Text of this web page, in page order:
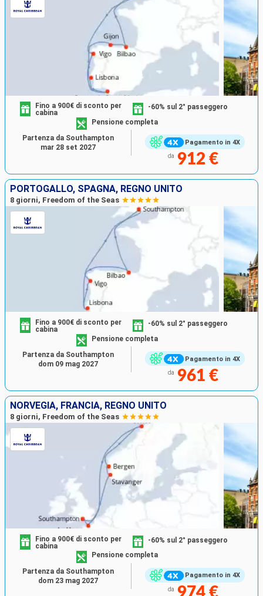
Pagamento in 4X
Fino a 900€ di sconto per
cabina
-60% sul 2° passeggero
Pensione completa
da 912 €
Partenza da Southampton
mar 28 set 2027
PORTOGALLO, SPAGNA, REGNO UNITO
8 giorni, Freedom of the Seas
Pagamento in 4X
Fino a 900€ di sconto per
cabina
-60% sul 2° passeggero
Pensione completa
da 961 €
Partenza da Southampton
dom 09 mag 2027
NORVEGIA, FRANCIA, REGNO UNITO
8 giorni, Freedom of the Seas
Pagamento in 4X
Fino a 900€ di sconto per
cabina
-60% sul 2° passeggero
Pensione completa
da 974 €
Partenza da Southampton
dom 23 mag 2027